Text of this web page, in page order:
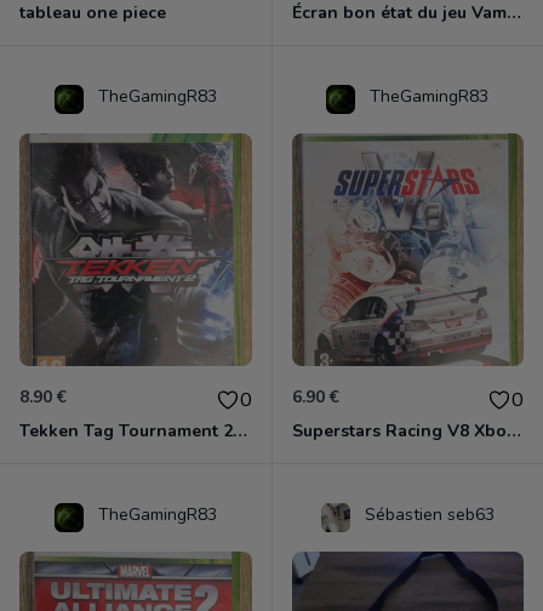
tableau one piece Écran bon état du jeu Vampire et livre de règles « la mascarade » état d’usage
TheGamingR83
8.90 € 0
Tekken Tag Tournament 2 Xbox 360
TheGamingR83
6.90 € 0
Superstars Racing V8 Xbox 360
TheGamingR83 Sébastien seb63